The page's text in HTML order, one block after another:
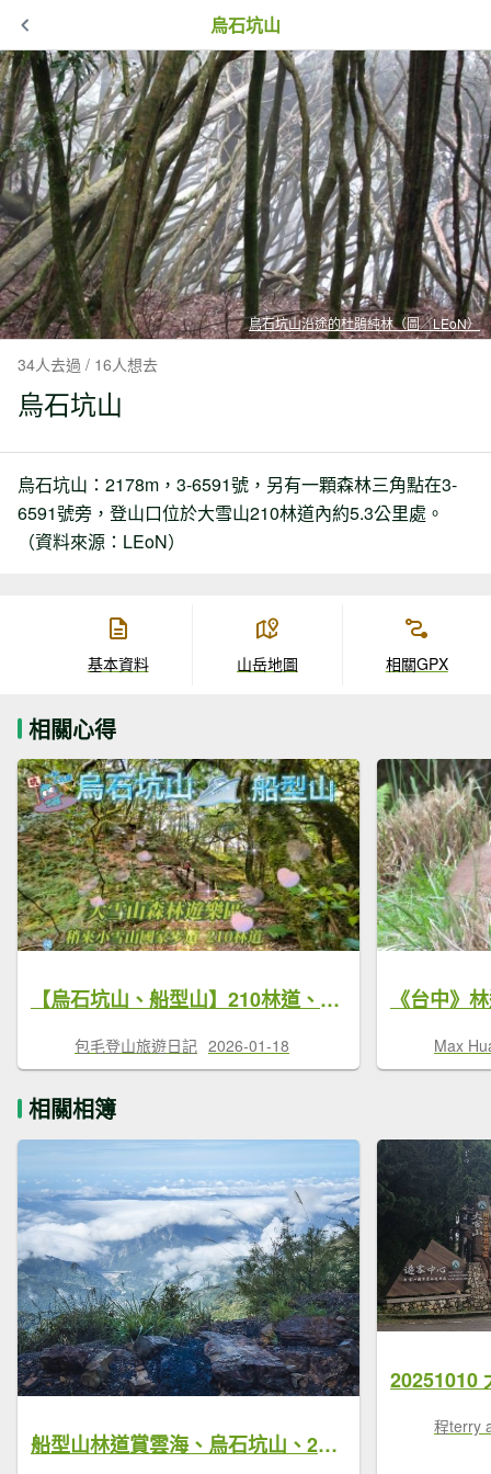
烏石坑山
鳥石坑山沿途的杜鵑純林（圖／LEoN）
34人去過 / 16人想去
烏石坑山
烏石坑山：2178m，3-6591號，另有一顆森林三角點在3-
6591號旁，登山口位於大雪山210林道內約5.3公里處。
（資料來源：LEoN）
基本資料 山岳地圖 相關GPX
相關心得
【烏石坑山、船型山】210林道、船型山O型環繞
包毛登山旅遊日記 2026-01-18 Max
相關相簿
船型山林道賞雲海、烏石坑山、2432峰 山景海景一次到位
程terry